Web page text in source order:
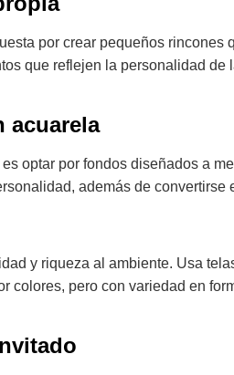
por crear pequeños
que reflejen la personalidad
acuarela
optar por fondos diseñados a
además de convertirse
y riqueza al ambiente. Usa
colores, pero con variedad en